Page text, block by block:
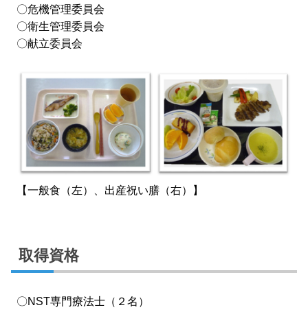
〇危機管理委員会
〇衛生管理委員会
〇献立委員会
【一般食（左）、出産祝い膳（右）】
取得資格
〇NST専門療法士（２名）